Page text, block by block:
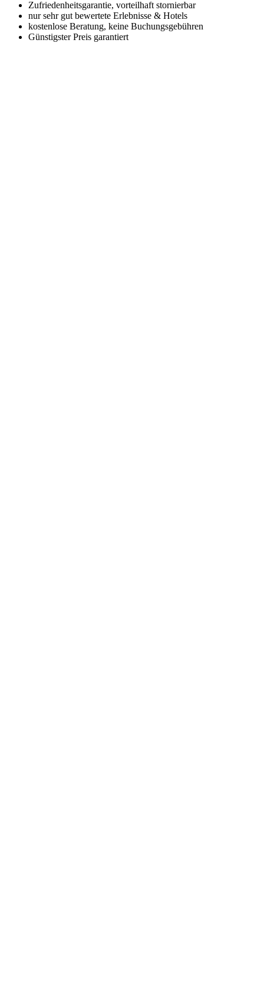
Zufriedenheitsgarantie, vorteilhaft stornierbar
nur sehr gut bewertete Erlebnisse & Hotels
kostenlose Beratung, keine Buchungsgebühren
Günstigster Preis garantiert